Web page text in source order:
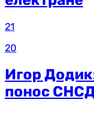
21
20
Игор
понос